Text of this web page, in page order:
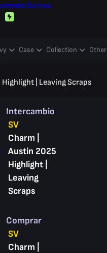
VenderSorteo
Case Collection Other
| Leaving Scraps
Intercambio
SV
Charm |
Austin 2025
Highlight |
Leaving
Scraps
Comprar
SV
Charm |